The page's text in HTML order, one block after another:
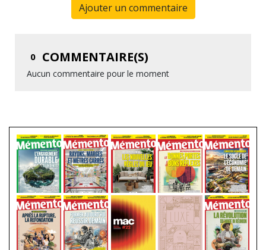
Ajouter un commentaire
0 COMMENTAIRE(S)
Aucun commentaire pour le moment